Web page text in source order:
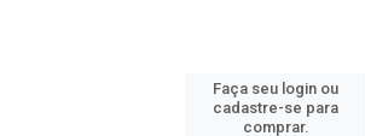
Faça seu login ou
cadastre-se para
comprar.